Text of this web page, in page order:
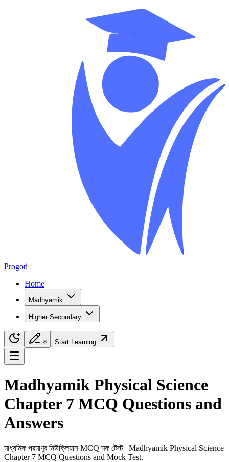
Progoti
Home
Madhyamik
Higher Secondary
ক Start Learning
Navigation Menu
Madhyamik Physical Science
Chapter 7 MCQ Questions and
Answers
মাধ্যমিক পরমাণুর নিউক্লিয়াসMCQ মক টেস্ট | Madhyamik Physical Science
Chapter 7 MCQ Questions and Mock Test.